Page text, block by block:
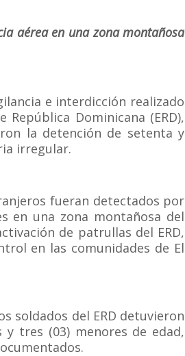
aérea en una zona montañosa
e interdicción realizado
Dominicana (ERD),
la detención de setenta y
irregular.
fueran detectados por
en una zona montañosa del
de patrullas del ERD,
en las comunidades de El
soldados del ERD detuvieron
tres (03) menores de edad,